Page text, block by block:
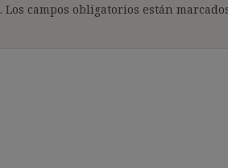
Los campos obligatorios están